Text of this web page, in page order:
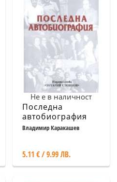
Не е в наличност
Последна
автобиография
Владимир Каракашев
5.11 € / 9.99 ЛВ.